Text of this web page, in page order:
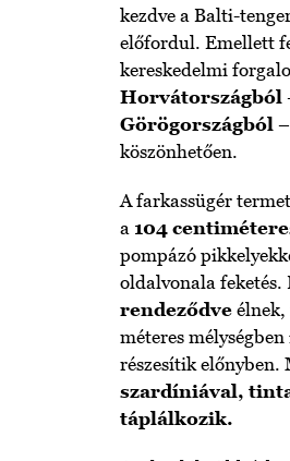
kezdve a Balti-
előfordul. Emellett
kereskedelmi
Horvátországból
Görögországból
köszönhetően.
A farkassügér
a 104
pompázó
oldalvonala
rendeződve
méteres
részesítik előnyben.
szardíniával,
táplálkozik.